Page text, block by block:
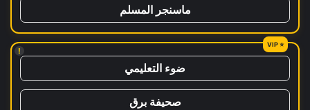
ماسنجر المسلم
!
ضوء التعليمي
صحيفة برق